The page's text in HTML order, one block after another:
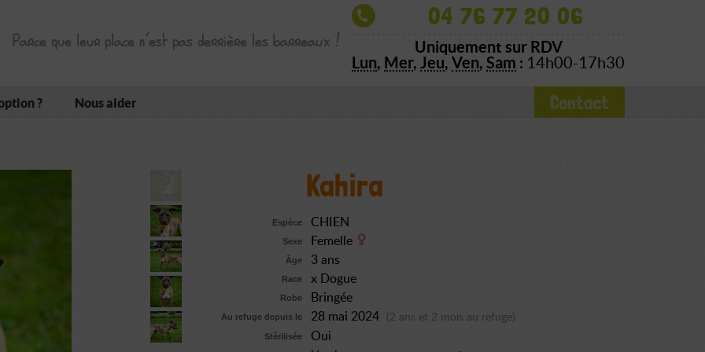
Parce que leur place n’est pas derrière les barreaux !
04 76 77 20 06
Uniquement sur RDV
Lun, Mer, Jeu, Ven, Sam : 14h00-17h30
? Nous aider Contact
Kahira
Espèce CHIEN
Sexe Femelle
Âge 3 ans
Race x Dogue
Robe Bringée
Au refuge depuis le 28 mai 2024 (2 ans et 2 mois au refuge)
Stérilisée Oui